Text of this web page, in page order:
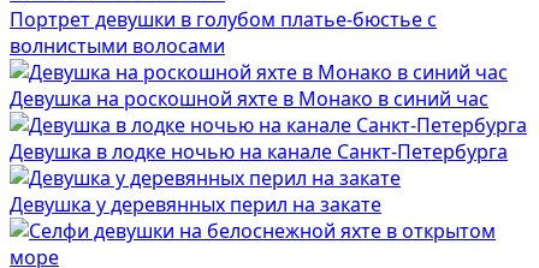
Портрет девушки в голубом платье-бюстье с
волнистыми волосами
Девушка на роскошной яхте в Монако в синий час
Девушка в лодке ночью на канале Санкт-Петербурга
Девушка у деревянных перил на закате